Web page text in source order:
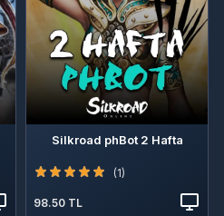
Silkroad phBot 2 Hafta
(1)
98.50 TL